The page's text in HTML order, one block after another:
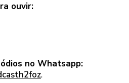
ouvir:
no Whatsapp:
.